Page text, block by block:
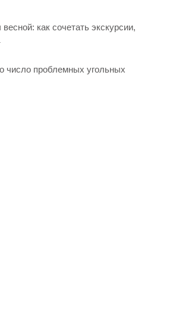
как сочетать экскурсии,
число проблемных угольных